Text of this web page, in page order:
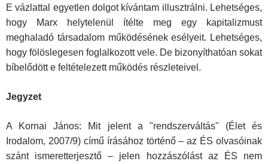
E vázlattal egyetlen dolgot kívántam illusztrálni. Lehetséges,
hogy Marx helytelenül ítélte meg egy kapitalizmust
meghaladó társadalom működésének esélyeit. Lehetséges,
hogy fölöslegesen foglalkozott vele. De bizonyíthatóan sokat
bíbelődött e feltételezett működés részleteivel.
Jegyzet
A Kornai János: Mit jelent a "rendszerváltás" (Élet és
Irodalom, 2007/9) című írásához történő – az ÉS olvasóinak
szánt ismeretterjesztő – jelen hozzászólást az ÉS nem